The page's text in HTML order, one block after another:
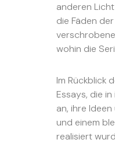
anderen
die Fäden
wohin die
Im Rückblick
Essays, die
an, ihre
und einem
realisiert